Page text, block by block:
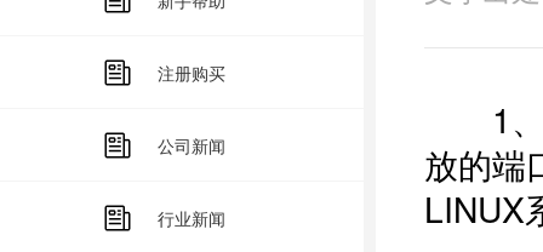
注册购买
公司新闻
行业新闻
1、
放的端
LINUX